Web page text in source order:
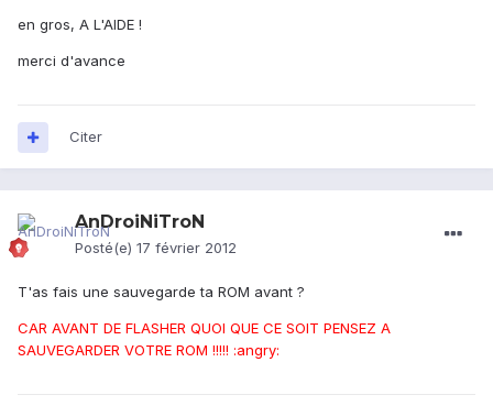
en gros, A L'AIDE !
merci d'avance
Citer
AnDroiNiTroN
Posté(e) 17 février 2012
T'as fais une sauvegarde ta ROM avant ?
CAR AVANT DE FLASHER QUOI QUE CE SOIT PENSEZ A
SAUVEGARDER VOTRE ROM !!!!! :angry: